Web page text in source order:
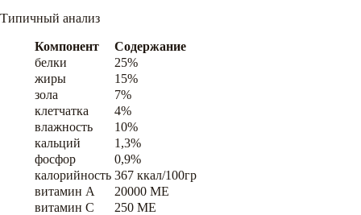
Типичный анализ
Компонент
Содержание
белки
25%
жиры
15%
зола
7%
клетчатка
4%
влажность
10%
кальций
1,3%
фосфор
0,9%
калорийность 367 ккал/100гр
витамин A
20000 ME
витамин C
250 ME